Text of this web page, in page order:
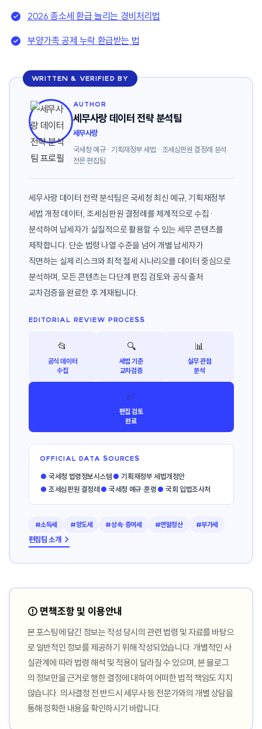
2026 종소세 환급 늘리는 경비처리법
부양가족 공제 누락 환급받는 법
WRITTEN & VERIFIED BY
AUTHOR
세무사랑 데이터 전략 분석팀
세무사랑
국세청 예규 · 기획재정부 세법 · 조세심판원 결정례 분석
전문 편집팀
세무사랑 데이터 전략 분석팀은 국세청 최신 예규, 기획재정부
세법 개정 데이터, 조세심판원 결정례를 체계적으로 수집·
분석하여 납세자가 실질적으로 활용할 수 있는 세무 콘텐츠를
제작합니다. 단순 법령 나열 수준을 넘어 개별 납세자가
직면하는 실제 리스크와 최적 절세 시나리오를 데이터 중심으로
분석하며, 모든 콘텐츠는 다단계 편집 검토와 공식 출처
교차검증을 완료한 후 게재됩니다.
EDITORIAL REVIEW PROCESS
📂
공식 데이터
수집
🔍
세법 기준
교차검증
📊
실무 관점
분석
✅
편집 검토
완료
OFFICIAL DATA SOURCES
● 국세청 법령정보시스템● 기획재정부 세법개정안
● 조세심판원 결정례 ● 국세청 예규·훈령● 국회 입법조사처
#소득세 #양도세 #상속·증여세 #연말정산 #부가세
편집팀 소개 →
⚠️ 면책조항 및 이용안내
본 포스팅에 담긴 정보는 작성 당시의 관련 법령 및 자료를 바탕으
로 일반적인 정보를 제공하기 위해 작성되었습니다. 개별적인 사
실관계에 따라 법령 해석 및 적용이 달라질 수 있으며, 본 블로그
의 정보만을 근거로 행한 결정에 대하여 어떠한 법적 책임도 지지
않습니다. 의사결정 전 반드시 세무사 등 전문가와의 개별 상담을
통해 정확한 내용을 확인하시기 바랍니다.